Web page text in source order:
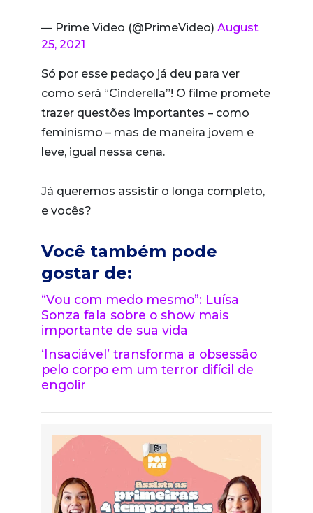
— Prime Video (@PrimeVideo) August
25, 2021
Só por esse pedaço já deu para ver
como será “Cinderella”! O filme promete
trazer questões importantes – como
feminismo – mas de maneira jovem e
leve, igual nessa cena.
Já queremos assistir o longa completo,
e vocês?
Você também pode
gostar de:
“Vou com medo mesmo”: Luísa
Sonza fala sobre o show mais
importante de sua vida
‘Insaciável’ transforma a obsessão
pelo corpo em um terror difícil de
engolir